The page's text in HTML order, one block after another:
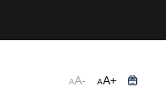
AA- AA+